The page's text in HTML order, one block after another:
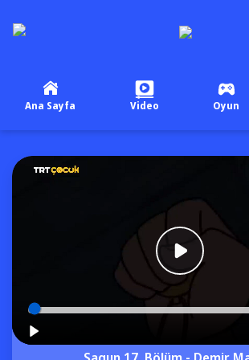
Ana Sayfa Video Oyun